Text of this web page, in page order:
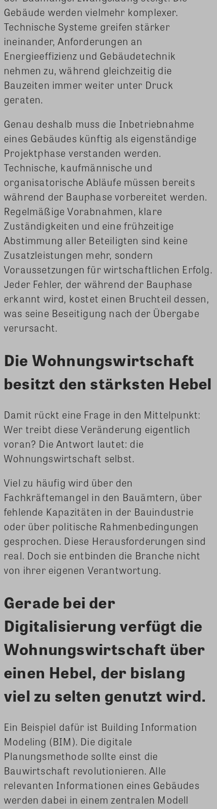
Gebäude werden vielmehr komplexer.
Technische Systeme greifen stärker
ineinander, Anforderungen an
Energieeffizienz und Gebäudetechnik
nehmen zu, während gleichzeitig die
Bauzeiten immer weiter unter Druck
geraten.
Genau deshalb muss die Inbetriebnahme
eines Gebäudes künftig als eigenständige
Projektphase verstanden werden.
Technische, kaufmännische und
organisatorische Abläufe müssen bereits
während der Bauphase vorbereitet werden.
Regelmäßige Vorabnahmen, klare
Zuständigkeiten und eine frühzeitige
Abstimmung aller Beteiligten sind keine
Zusatzleistungen mehr, sondern
Voraussetzungen für wirtschaftlichen Erfolg.
Jeder Fehler, der während der Bauphase
erkannt wird, kostet einen Bruchteil dessen,
was seine Beseitigung nach der Übergabe
verursacht.
Die Wohnungswirtschaft
besitzt den stärksten Hebel
Damit rückt eine Frage in den Mittelpunkt:
Wer treibt diese Veränderung eigentlich
voran? Die Antwort lautet: die
Wohnungswirtschaft selbst.
Viel zu häufig wird über den
Fachkräftemangel in den Bauämtern, über
fehlende Kapazitäten in der Bauindustrie
oder über politische Rahmenbedingungen
gesprochen. Diese Herausforderungen sind
real. Doch sie entbinden die Branche nicht
von ihrer eigenen Verantwortung.
Gerade bei der
Digitalisierung verfügt die
Wohnungswirtschaft über
einen Hebel, der bislang
viel zu selten genutzt wird.
Ein Beispiel dafür ist Building Information
Modeling (BIM). Die digitale
Planungsmethode sollte einst die
Bauwirtschaft revolutionieren. Alle
relevanten Informationen eines Gebäudes
werden dabei in einem zentralen Modell